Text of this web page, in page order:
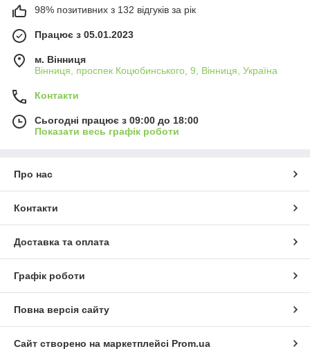
98% позитивних з 132 відгуків за рік
Працює з 05.01.2023
м. Вінниця
Вінниця, проспек Коцюбинського, 9, Вінниця, Україна
Контакти
Сьогодні працює з 09:00 до 18:00
Показати весь графік роботи
Про нас
Контакти
Доставка та оплата
Графік роботи
Повна версія сайту
Сайт створено на маркетплейсі Prom.ua